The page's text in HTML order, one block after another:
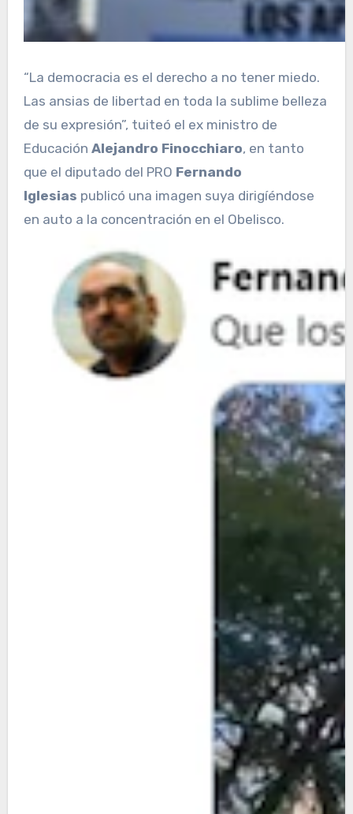
“La democracia es el derecho a no tener miedo.
Las ansias de libertad en toda la sublime belleza
de su expresión”, tuiteó el ex ministro de
Educación Alejandro Finocchiaro, en tanto
que el diputado del PRO Fernando
Iglesias publicó una imagen suya dirigíéndose
en auto a la concentración en el Obelisco.